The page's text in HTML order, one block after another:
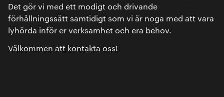
Det gör vi med ett modigt och drivande
förhållningssätt samtidigt som vi är noga med att vara
lyhörda inför er verksamhet och era behov.
Välkommen att kontakta oss!